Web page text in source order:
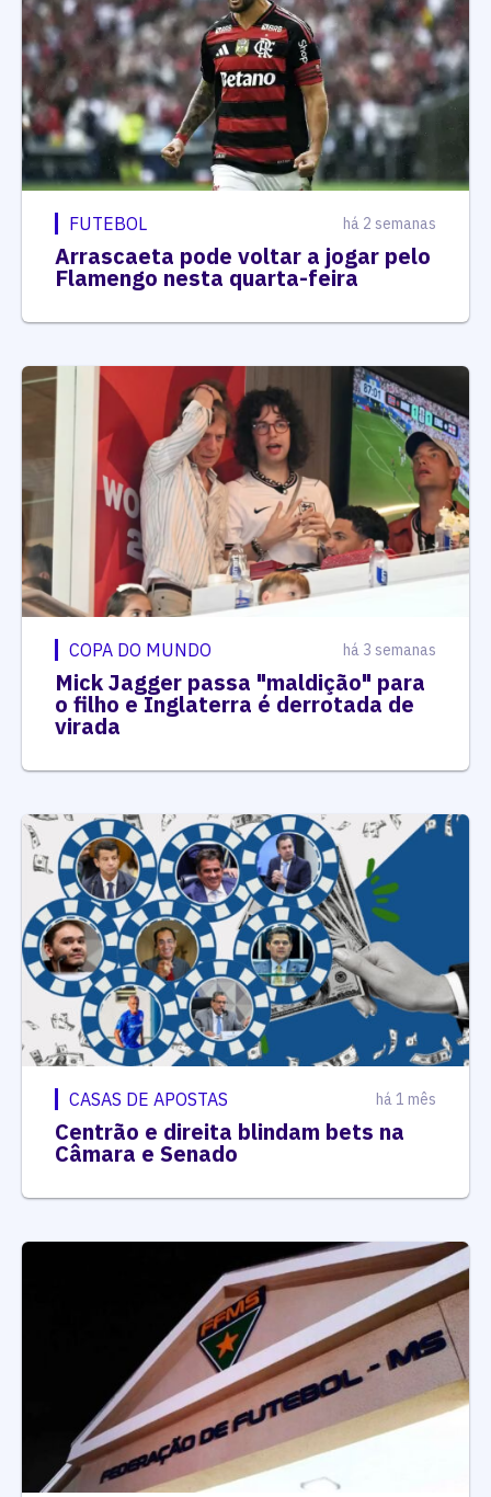
FUTEBOL há 2 semanas
Arrascaeta pode voltar a jogar pelo
Flamengo nesta quarta-feira
COPA DO MUNDO há 3 semanas
Mick Jagger passa "maldição" para
o filho e Inglaterra é derrotada de
virada
CASAS DE APOSTAS há 1 mês
Centrão e direita blindam bets na
Câmara e Senado